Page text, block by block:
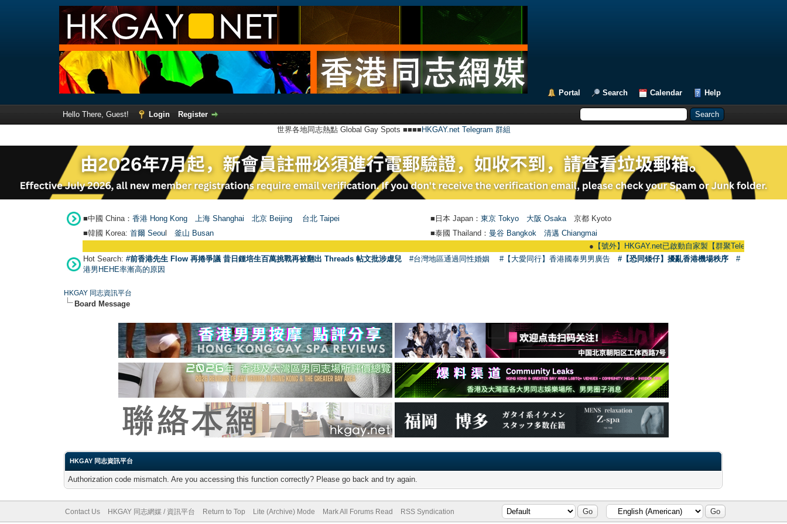
Portal Search Calendar Help
Hello There, Guest! Login
Register
世界各地同志熱點 Global Gay Spots ■■■■ HKGAY.net Telegram 群組
■中國 China： 香港 Hong Kong 上海 Shanghai 北京 Beijing 台北 Taipei ■日本 Japan： 東京 Tokyo 大阪 Osaka 京都 Kyoto
■韓國 Korea: 首爾 Seou 釜山 Busan ■泰國 Thailand： 曼谷 Bangkok
清邁 Chiangmai
【號外】HKGAY.net已啟動自家製【群聚Telegram群組】
Hot Search: #前香港先生 Flow 再捲爭議 昔日鍾培生百萬挑戰再被翻出 Threads 帖文批涉虐兒 #台灣地區通過同性婚姻 #【大愛同行】香港國泰男男廣告 #【恐同矮仔】擾亂香港機場秩序
#
港男HEHE率漸高的原因
HKGAY 同志資訊平台
Board Message
HKGAY 同志資訊平台
Authorization code mismatch. Are you accessing this function correctly? Please go back and try again.
Contact Us HKGAY 同志網媒 / 資訊平台 Return to Top Lite (Archive) Mode Mark All Forums Read RSS Syndication